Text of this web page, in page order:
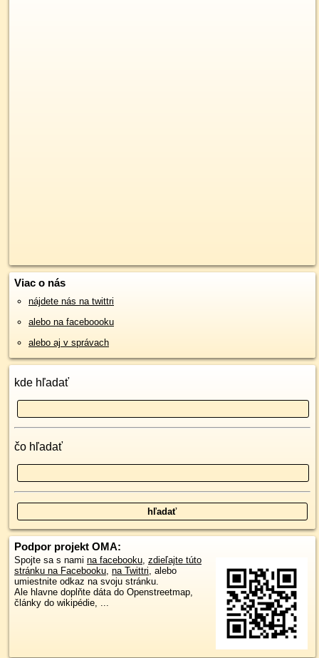
Viac o nás
nájdete nás na twittri
alebo na faceboooku
alebo aj v správach
kde hľadať
čo hľadať
Podpor projekt OMA:
Spojte sa s nami na facebooku, zdieľajte túto
stránku na Facebooku, na Twittri, alebo
umiestnite odkaz na svoju stránku.
Ale hlavne doplňte dáta do Openstreetmap,
články do wikipédie, ...